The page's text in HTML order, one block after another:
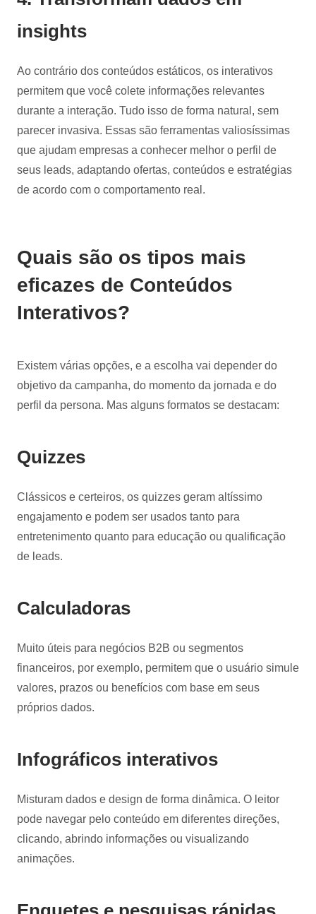
insights
Ao contrário dos conteúdos estáticos, os interativos
permitem que você colete informações relevantes
durante a interação. Tudo isso de forma natural, sem
parecer invasiva. Essas são ferramentas valiosíssimas
que ajudam empresas a conhecer melhor o perfil de
seus leads, adaptando ofertas, conteúdos e estratégias
de acordo com o comportamento real.
Quais são os tipos mais
eficazes de Conteúdos
Interativos?
Existem várias opções, e a escolha vai depender do
objetivo da campanha, do momento da jornada e do
perfil da persona. Mas alguns formatos se destacam:
Quizzes
Clássicos e certeiros, os quizzes geram altíssimo
engajamento e podem ser usados tanto para
entretenimento quanto para educação ou qualificação
de leads.
Calculadoras
Muito úteis para negócios B2B ou segmentos
financeiros, por exemplo, permitem que o usuário simule
valores, prazos ou benefícios com base em seus
próprios dados.
Infográficos interativos
Misturam dados e design de forma dinâmica. O leitor
pode navegar pelo conteúdo em diferentes direções,
clicando, abrindo informações ou visualizando
animações.